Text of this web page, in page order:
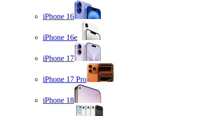
iPhone 16
iPhone 16e
iPhone 17
iPhone 17 Pro
iPhone 18